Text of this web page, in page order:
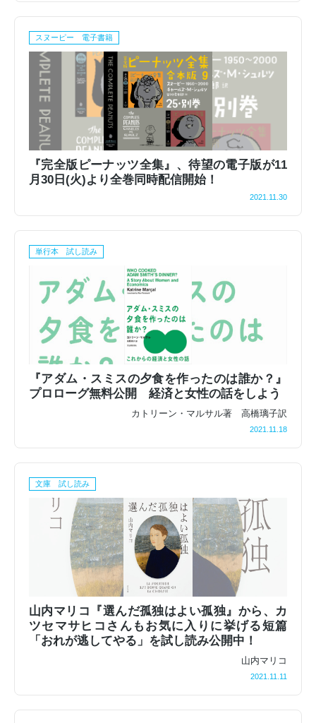
スヌーピー 電子書籍
『完全版ピーナッツ全集』、待望の電子版が11
月30日(火)より全巻同時配信開始！
2021.11.30
単行本 試し読み
『アダム・スミスの夕食を作ったのは誰か？』
プロローグ無料公開 経済と女性の話をしよう
カトリーン・マルサル著 高橋璃子訳
2021.11.18
文庫 試し読み
山内マリコ『選んだ孤独はよい孤独』から、カ
ツセマサヒコさんもお気に入りに挙げる短篇
「おれが逃してやる」を試し読み公開中！
山内マリコ
2021.11.11